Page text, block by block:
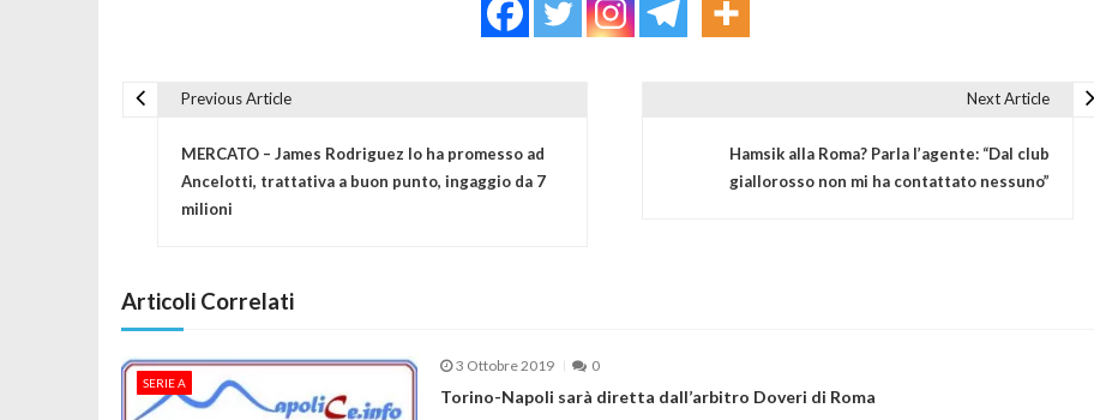
Previous Article
MERCATO – James Rodriguez lo ha promesso ad
Ancelotti, trattativa a buon punto, ingaggio da 7
milioni
Next Article
Hamsik alla Roma? Parla l’agente: “Dal club
giallorosso non mi ha contattato nessuno”
Articoli Correlati
SERIE A
3 Ottobre 2019 0
Torino-Napoli sarà diretta dall’arbitro Doveri di Roma